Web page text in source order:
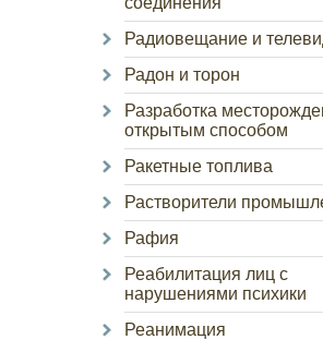
Радиовещание и
Радон и торон
Разработка
открытым способом
Ракетные топлива
Растворители
Рафия
Реабилитация лиц с
нарушениями психики
Реанимация